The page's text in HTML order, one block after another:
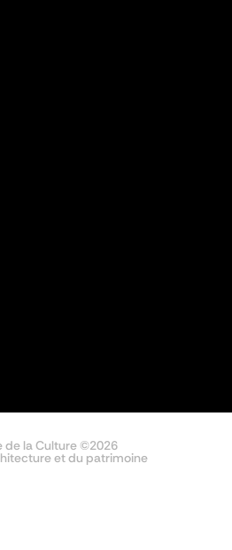
de la Culture ©2026
et du patrimoine